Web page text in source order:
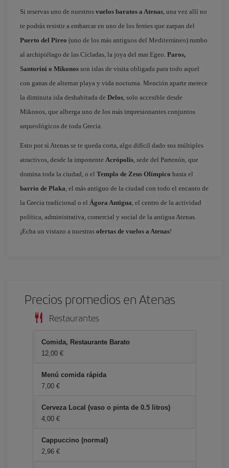
Si reservas uno de nuestros vuelos baratos a Atenas, una vez allí no
te podrás resistir a embarcar en uno de los ferries que zarpan del
Puerto del Pireo (uno de los más antiguos del Mediterráneo) rumbo
al archipiélago de las Cícladas, la joya del mar Egeo. Paros,
Santorini o Míkonos son islas de visita obligada para todo aquel
con ganas de alternar playa y vida nocturna. Mención aparte merece
la diminuta isla deshabitada de Delos, solo accesible desde
Mikonos, que alberga uno de los más impresionantes conjuntos
arqueológicos de toda Grecia.
Esto por si Atenas se te queda corta, algo difícil dado sus múltiples
atractivos, desde la imponente Acrópolis, sede del Partenón, que
domina toda la ciudad, o el Templo de Zeus Olímpico hasta el
barrio de Plaka, el más antiguo de la ciudad con todo el encanto de
la Grecia tradicional o el Ágora Antigua, el centro de la actividad
política, administrativa, comercial y social de la antigua Atenas.
¡Echa un vistazo a nuestras ofertas de vuelos a Atenas!
Precios promedios en Atenas
Restaurantes
Comida, Restaurante Barato
12,00 €
Menú comida rápida
7,00 €
Cerveza Local (vaso o pinta de 0.5 litros)
4,00 €
Cappuccino (normal)
2,96 €